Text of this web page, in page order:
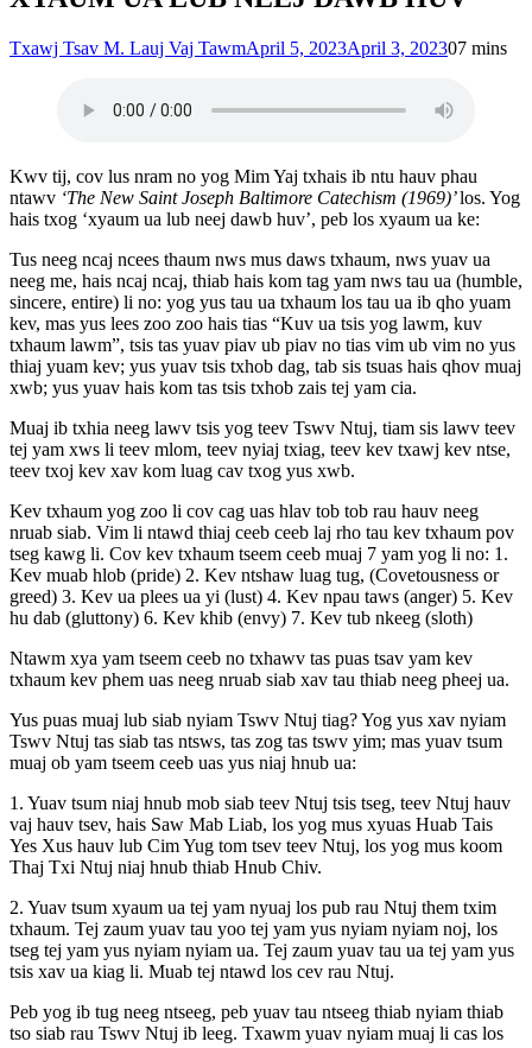
Txawj Tsav M. Lauj Vaj TawmApril 5, 2023April 3, 202307 mins
Kwv tij, cov lus nram no yog Mim Yaj txhais ib ntu hauv phau
ntawv ‘The New Saint Joseph Baltimore Catechism (1969)’los. Yog
hais txog ‘xyaum ua lub neej dawb huv’, peb los xyaum ua ke:
Tus neeg ncaj ncees thaum nws mus daws txhaum, nws yuav ua
neeg me, hais ncaj ncaj, thiab hais kom tag yam nws tau ua (humble,
sincere, entire) li no: yog yus tau ua txhaum los tau ua ib qho yuam
kev, mas yus lees zoo zoo hais tias “Kuv ua tsis yog lawm, kuv
txhaum lawm”, tsis tas yuav piav ub piav no tias vim ub vim no yus
thiaj yuam kev; yus yuav tsis txhob dag, tab sis tsuas hais qhov muaj
xwb; yus yuav hais kom tas tsis txhob zais tej yam cia.
Muaj ib txhia neeg lawv tsis yog teev Tswv Ntuj, tiam sis lawv teev
tej yam xws li teev mlom, teev nyiaj txiag, teev kev txawj kev ntse,
teev txoj kev xav kom luag cav txog yus xwb.
Kev txhaum yog zoo li cov cag uas hlav tob tob rau hauv neeg
nruab siab. Vim li ntawd thiaj ceeb ceeb laj rho tau kev txhaum pov
tseg kawg li. Cov kev txhaum tseem ceeb muaj 7 yam yog li no: 1.
Kev muab hlob (pride) 2. Kev ntshaw luag tug, (Covetousness or
greed) 3. Kev ua plees ua yi (lust) 4. Kev npau taws (anger) 5. Kev
hu dab (gluttony) 6. Kev khib (envy) 7. Kev tub nkeeg (sloth)
Ntawm xya yam tseem ceeb no txhawv tas puas tsav yam kev
txhaum kev phem uas neeg nruab siab xav tau thiab neeg pheej ua.
Yus puas muaj lub siab nyiam Tswv Ntuj tiag? Yog yus xav nyiam
Tswv Ntuj tas siab tas ntsws, tas zog tas tswv yim; mas yuav tsum
muaj ob yam tseem ceeb uas yus niaj hnub ua:
1. Yuav tsum niaj hnub mob siab teev Ntuj tsis tseg, teev Ntuj hauv
vaj hauv tsev, hais Saw Mab Liab, los yog mus xyuas Huab Tais
Yes Xus hauv lub Cim Yug tom tsev teev Ntuj, los yog mus koom
Thaj Txi Ntuj niaj hnub thiab Hnub Chiv.
2. Yuav tsum xyaum ua tej yam nyuaj los pub rau Ntuj them txim
txhaum. Tej zaum yuav tau yoo tej yam yus nyiam nyiam noj, los
tseg tej yam yus nyiam nyiam ua. Tej zaum yuav tau ua tej yam yus
tsis xav ua kiag li. Muab tej ntawd los cev rau Ntuj.
Peb yog ib tug neeg ntseeg, peb yuav tau ntseeg thiab nyiam thiab
tso siab rau Tswv Ntuj ib leeg. Txawm yuav nyiam muaj li cas los